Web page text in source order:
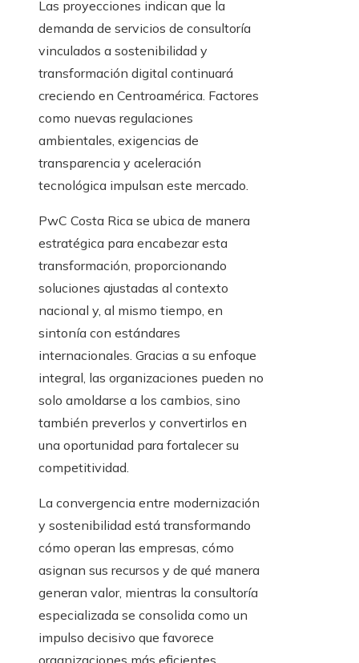
Las proyecciones indican que la
demanda de servicios de consultoría
vinculados a sostenibilidad y
transformación digital continuará
creciendo en Centroamérica. Factores
como nuevas regulaciones
ambientales, exigencias de
transparencia y aceleración
tecnológica impulsan este mercado.
PwC Costa Rica se ubica de manera
estratégica para encabezar esta
transformación, proporcionando
soluciones ajustadas al contexto
nacional y, al mismo tiempo, en
sintonía con estándares
internacionales. Gracias a su enfoque
integral, las organizaciones pueden no
solo amoldarse a los cambios, sino
también preverlos y convertirlos en
una oportunidad para fortalecer su
competitividad.
La convergencia entre modernización
y sostenibilidad está transformando
cómo operan las empresas, cómo
asignan sus recursos y de qué manera
generan valor, mientras la consultoría
especializada se consolida como un
impulso decisivo que favorece